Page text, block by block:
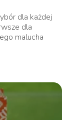
dla każdej
dla
malucha